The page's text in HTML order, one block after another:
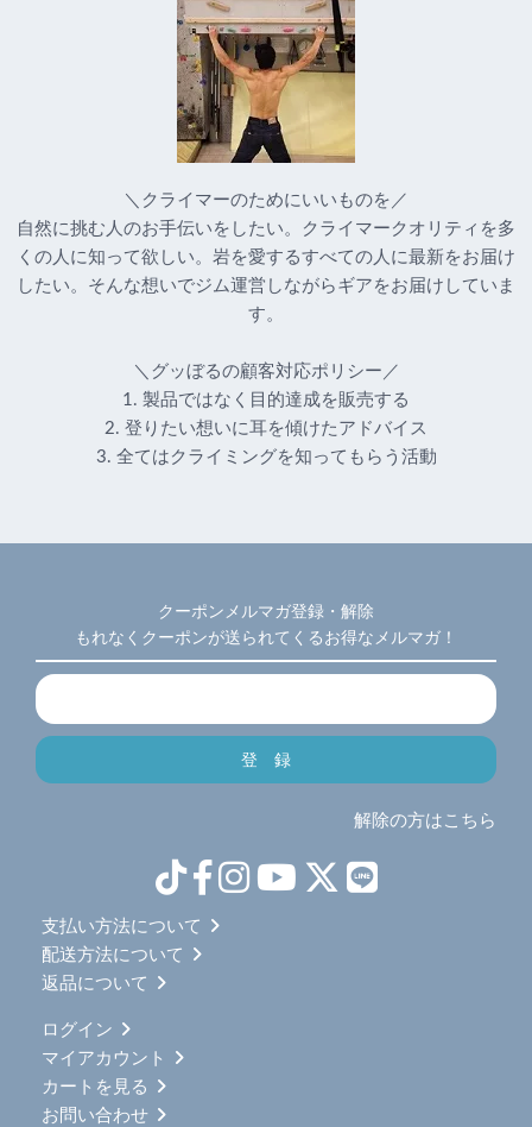
＼クライマーのためにいいものを／
自然に挑む人のお手伝いをしたい。クライマークオリティを多
くの人に知って欲しい。岩を愛するすべての人に最新をお届け
したい。そんな想いでジム運営しながらギアをお届けしていま
す。
＼グッぼるの顧客対応ポリシー／
1. 製品ではなく目的達成を販売する
2. 登りたい想いに耳を傾けたアドバイス
3. 全てはクライミングを知ってもらう活動
クーポンメルマガ登録・解除
もれなくクーポンが送られてくるお得なメルマガ！
解除の方はこちら
支払い方法について
配送方法について
返品について
ログイン
マイアカウント
カートを見る
お問い合わせ